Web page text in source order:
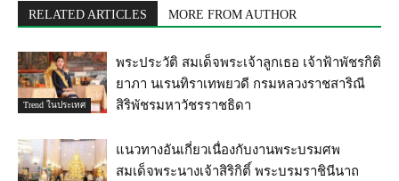
RELATED ARTICLES MORE FROM AUTHOR
Trend ในประเทศ
พระประวัติ สมเด็จพระเจ้าลูกเธอ เจ้าฟ้าพัชรกิติ
ยาภา นเรนทิราเทพยวดี กรมหลวงราชสาริณี
สิริพัชรมหาวัชรราชธิดา
แนวทางอันเกี่ยวเนื่องกับงานพระบรมศพ
สมเด็จพระนางเจ้าสิริกิติ์ พระบรมราชินีนาถ